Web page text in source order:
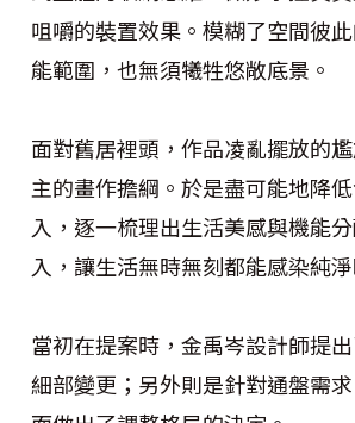
咀嚼的裝置效果。模糊了空間彼
能範圍，也無須犧牲悠敞底景。
面對舊居裡頭，作品凌亂擺放的
主的畫作擔綱。於是盡可能地降
入，逐一梳理出生活美感與機能
入，讓生活無時無刻都能感染純
當初在提案時，金禹岑設計師提
細部變更；另外則是針對通盤需